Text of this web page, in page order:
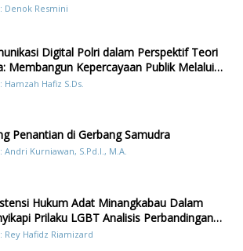
Denok Resmini
Digital Polri dalam Perspektif Teori
Membangun Kepercayaan Publik Melalui
Humanis Kesiapsiagaan Bencana di
Hamzah Hafiz S.Ds.
Penantian di Gerbang Samudra
Andri Kurniawan, S.Pd.I., M.A.
Hukum Adat Minangkabau Dalam
Prilaku LGBT Analisis Perbandingan
Hukum Pidana
Rey Hafidz Riamizard